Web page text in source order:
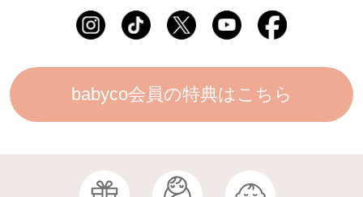
babyco会員の特典はこちら